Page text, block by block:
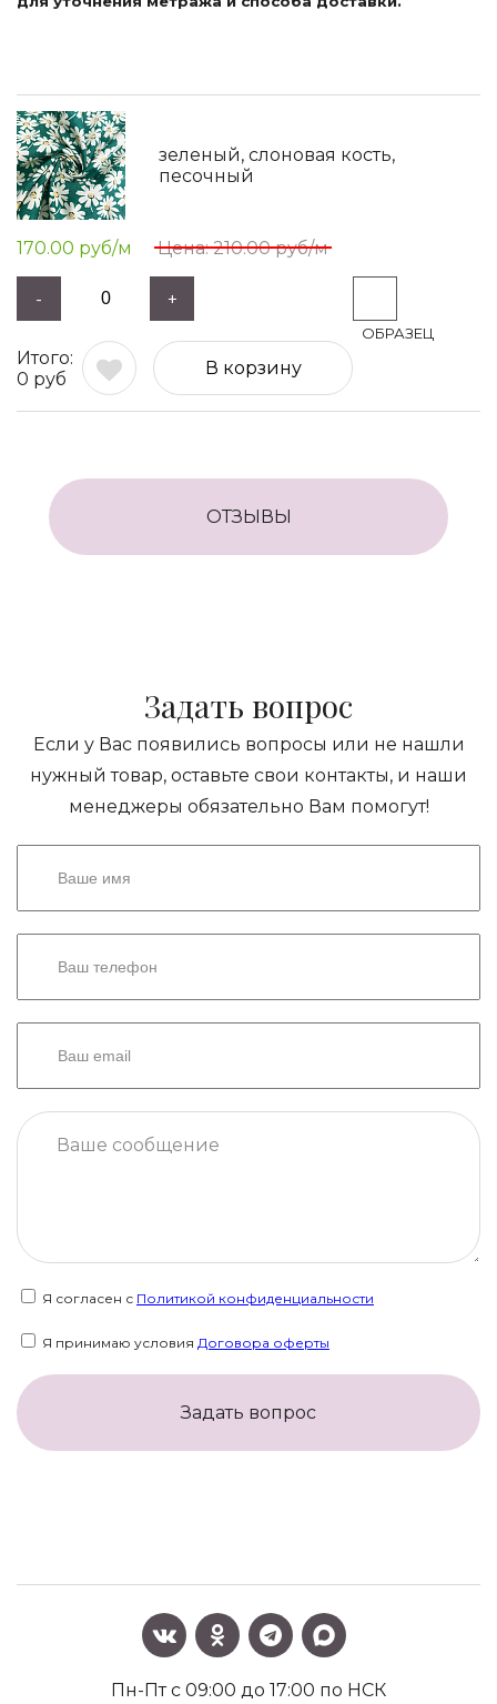
зеленый, слоновая кость,
песочный
170.00 руб/м 210.00руб/м
- +
0 руб
В корзину
ОТЗЫВЫ
Задать вопрос
Если у Вас появились вопросы или не нашли
нужный товар, оставьте свои контакты, и наши
менеджеры обязательно Вам помогут!
Я согласен с Политикой конфиденциальности
Я принимаю условия Договора оферты
Задать вопрос
Пн-Пт с 09:00 до 17:00 по НСК